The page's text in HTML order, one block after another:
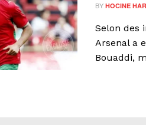
BY HOCINE
Selon des
Arsenal a
Bouaddi,